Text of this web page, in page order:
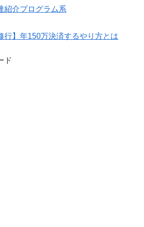
紹介プログラム系
行】年150万決済するやり方とは
ド